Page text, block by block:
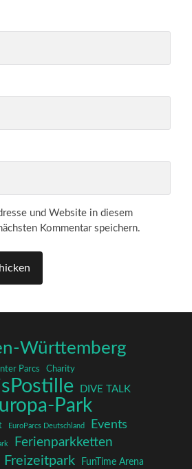
und Website in diesem
Kommentar speichern.
Württemberg
Parcs Charity
DIVE TALK
Park
EuroParcs Deutschland Events
Ferienparkketten
Freizeitpark FunTime Arena